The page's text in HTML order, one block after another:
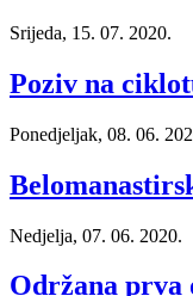
Srijeda, 15. 07. 2020.
Poziv na
Ponedjeljak, 08. 06.
Nedjelja, 07. 06. 2020.
Održana prva